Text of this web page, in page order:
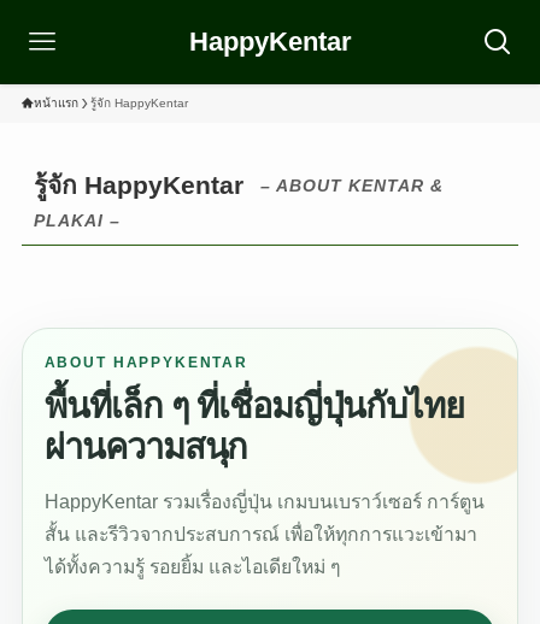
HappyKentar
หน้าแรก รู้จัก HappyKentar
รู้จัก HappyKentar
– ABOUT KENTAR &
PLAKAI –
ABOUT HAPPYKENTAR
พื้นที่เล็ก ๆ ที่เชื่อมญี่ปุ่นกับไทย
ผ่านความสนุก
HappyKentar รวมเรื่องญี่ปุ่น เกมบนเบราว์เซอร์ การ์ตูน
สั้น และรีวิวจากประสบการณ์ เพื่อให้ทุกการแวะเข้ามา
ได้ทั้งความรู้ รอยยิ้ม และไอเดียใหม่ ๆ